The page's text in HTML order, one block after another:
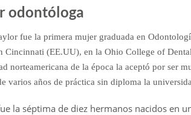
odontóloga
fue la primera mujer graduada en
Cincinnati (EE.UU), en la Ohio College of
norteamericana de la época la aceptó por ser
varios años de práctica sin diploma la
la séptima de diez hermanos nacidos en